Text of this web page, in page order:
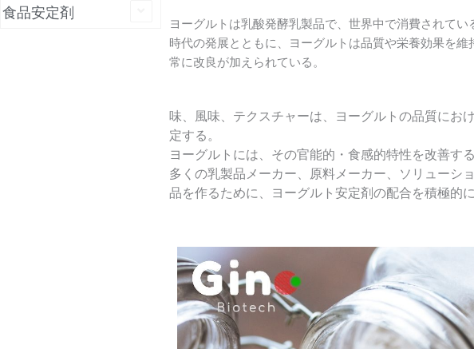
食品安定剤
ヨーグルトは乳酸発酵乳製品で、世界中で消費されて
時代の発展とともに、ヨーグルトは品質や栄養効果を
常に改良が加えられている。
味、風味、テクスチャーは、ヨーグルトの品質にお
定する。
ヨーグルトには、その官能的・食感的特性を改善す
多くの乳製品メーカー、原料メーカー、ソリューシ
品を作るために、ヨーグルト安定剤の配合を積極的に